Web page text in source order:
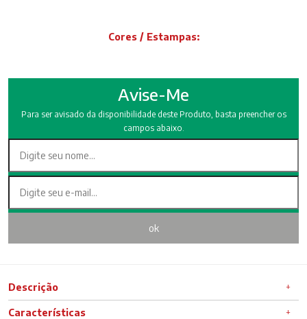
Cores / Estampas:
Avise-Me
Para ser avisado da disponibilidade deste Produto, basta preencher os
campos abaixo.
Descrição
Características